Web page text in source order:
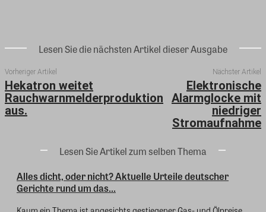
Lesen Sie die nächsten Artikel dieser Ausgabe
Vorheriger Artikel
Hekatron weitet
Rauchwarnmelderproduktion
aus.
Nächster Artikel
Elektronische
Alarmglocke mit
niedriger
Stromaufnahme
Lesen Sie Artikel zum selben Thema
Alles dicht, oder nicht? Aktuelle Urteile deutscher
Gerichte rund um das...